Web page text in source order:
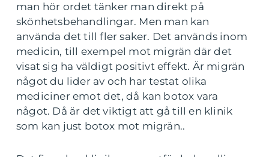
man hör ordet tänker man direkt på
skönhetsbehandlingar. Men man kan
använda det till fler saker. Det används inom
medicin, till exempel mot migrän där det
visat sig ha väldigt positivt effekt. Är migrän
något du lider av och har testat olika
mediciner emot det, då kan botox vara
något. Då är det viktigt att gå till en klinik
som kan just botox mot migrän..